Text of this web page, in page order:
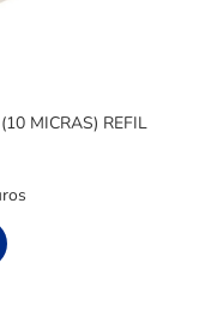
MICRAS) REFIL